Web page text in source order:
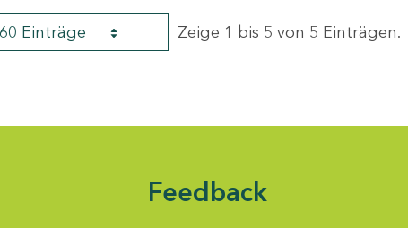
60 Einträge Zeige 1 bis 5 von 5 Einträgen.
Feedback